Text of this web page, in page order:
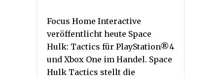
Focus Home Interactive
veröffentlicht heute Space
Hulk: Tactics für PlayStation®4
und Xbox One im Handel. Space
Hulk Tactics stellt die